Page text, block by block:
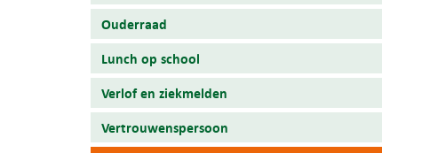
Ouderraad
Lunch op school
Verlof en ziekmelden
Vertrouwenspersoon